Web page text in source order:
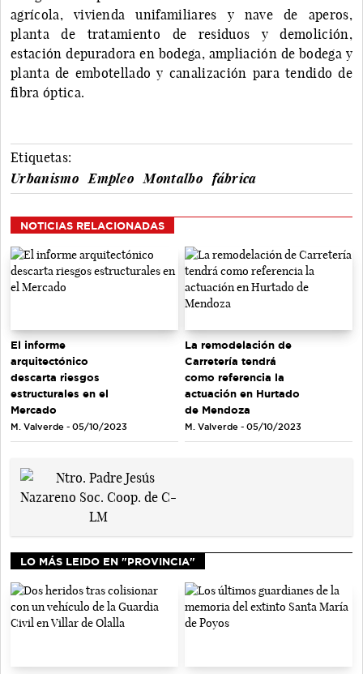
agrícola, vivienda unifamiliares y nave de aperos,
planta de tratamiento de residuos y demolición,
estación depuradora en bodega, ampliación de bodega y
planta de embotellado y canalización para tendido de
fibra óptica.
Etiquetas:
Urbanismo
Empleo Montalbo fábrica
NOTICIAS RELACIONADAS
El informe
arquitectónico
descarta riesgos
estructurales en el
Mercado
M. Valverde - 05/10/2023
La remodelación de
Carretería tendrá
como referencia la
actuación en Hurtado
de Mendoza
M. Valverde - 05/10/2023
LO MÁS LEIDO EN "PROVINCIA"